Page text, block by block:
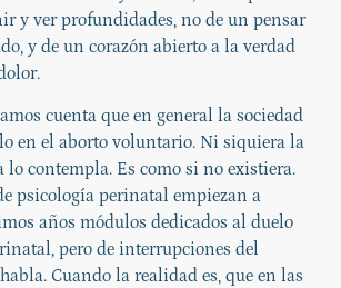
y ver profundidades, no de un pensar
y de un corazón abierto a la verdad
cuenta que en general la sociedad
en el aborto voluntario. Ni siquiera la
contempla. Es como si no existiera.
psicología perinatal empiezan a
años módulos dedicados al duelo
pero de interrupciones del
Cuando la realidad es, que en las